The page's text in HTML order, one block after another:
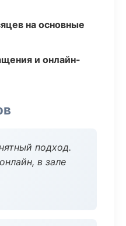
на основные
и онлайн-
подход.
в зале